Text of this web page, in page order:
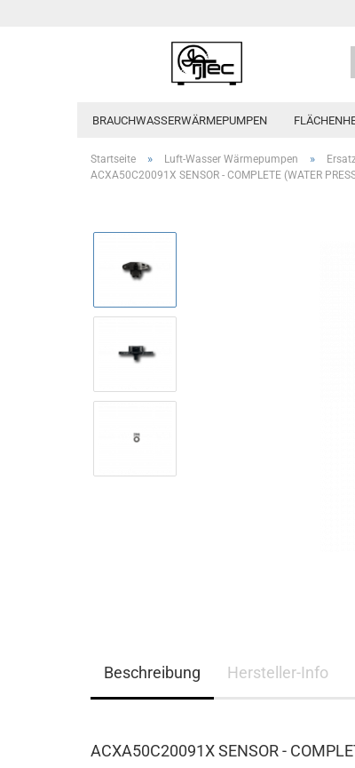
BRAUCHWASSERWÄRMEPUMPEN
Startseite » Luft-Wasser Wärmepumpen »
ACXA50C20091X SENSOR - COMPLETE (WATER
Beschreibung Hersteller-Info
ACXA50C20091X SENSOR -